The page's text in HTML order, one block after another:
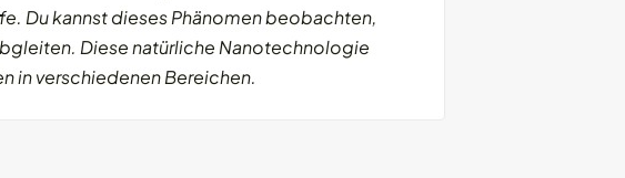
Du kannst dieses Phänomen beobachten,
Diese natürliche Nanotechnologie
in verschiedenen Bereichen.